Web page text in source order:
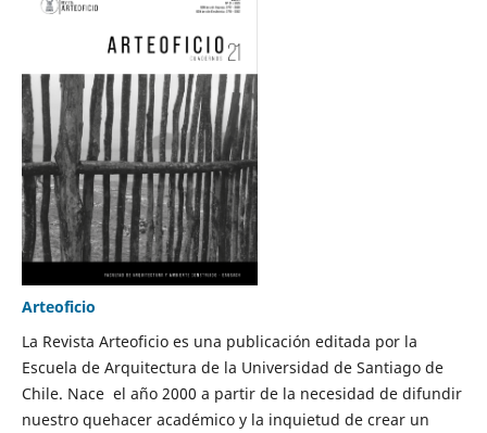
Arteoficio
La Revista Arteoficio es una publicación editada por la
Escuela de Arquitectura de la Universidad de Santiago de
Chile. Nace el año 2000 a partir de la necesidad de difundir
nuestro quehacer académico y la inquietud de crear un